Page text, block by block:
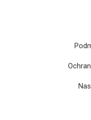
Najlepšou